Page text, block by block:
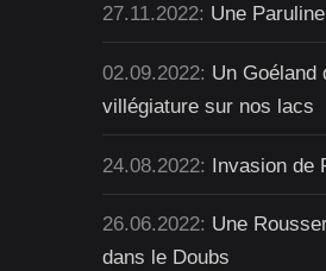
27.11.2022: Une
02.09.2022: Un Goéland
villégiature sur nos lacs
24.08.2022: Invasion de
26.06.2022: Une
dans le Doubs